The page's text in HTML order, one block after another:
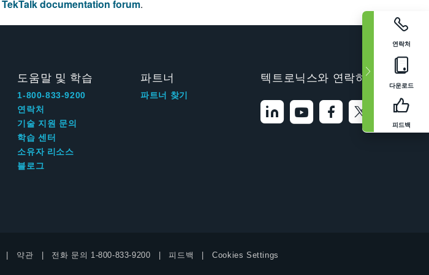
연락처
다운로드
피드백
TekTalk documentation forum.
도움말 및 학습
1-800-833-9200
연락처
기술 지원 문의
학습 센터
소유자 리소스
블로그
파트너
파트너 찾기
텍트로닉스와 연락하기
약관 전화 문의 1-800-833-9200 피드백 Cookies Settings